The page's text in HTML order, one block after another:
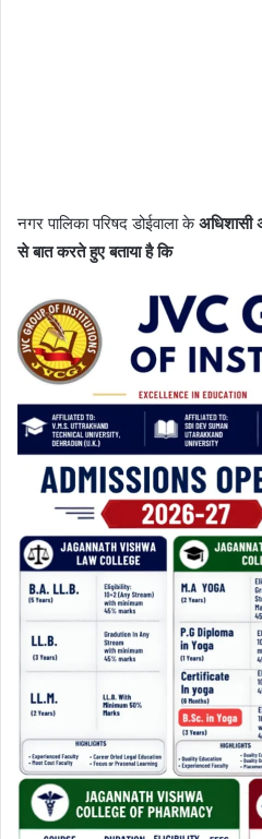
नगर पालिका परिषद डोईवाला केअधिशासी
से बात करते हुए बताया है कि